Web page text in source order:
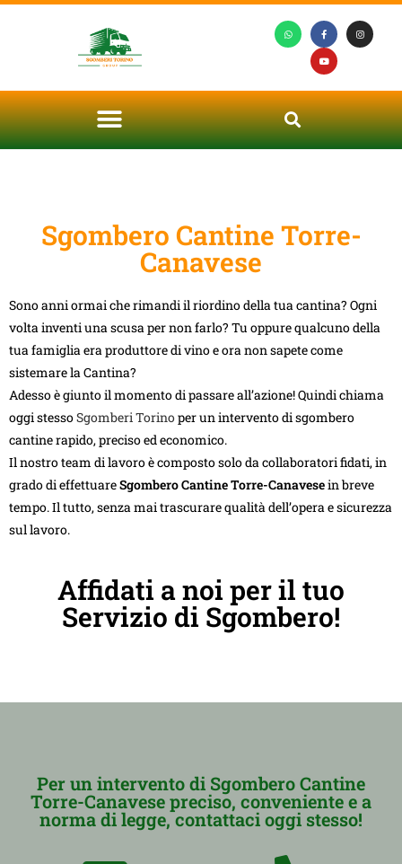
Sgombero Cantine Torre-
Canavese
Sono anni ormai che rimandi il riordino della tua cantina? Ogni
volta inventi una scusa per non farlo? Tu oppure qualcuno della
tua famiglia era produttore di vino e ora non sapete come
sistemare la Cantina?
Adesso è giunto il momento di passare all’azione! Quindi chiama
oggi stessoSgomberi Torinoper un intervento di sgombero
cantine rapido, preciso ed economico.
Il nostro team di lavoro è composto solo da collaboratori fidati, in
grado di effettuareSgombero Cantine Torre-Canavesein breve
tempo. Il tutto, senza mai trascurare qualità dell’opera e sicurezza
sul lavoro.
Affidati a noi per il tuo
Servizio di Sgombero!
Per un intervento di Sgombero Cantine
Torre-Canavese preciso, conveniente e a
norma di legge, contattaci oggi stesso!